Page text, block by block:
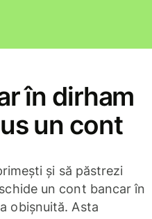
în dirham
un cont
și să păstrezi
un cont bancar în
obișnuită. Asta